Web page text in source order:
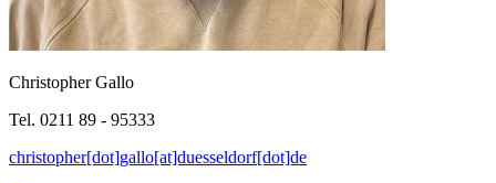
Christopher Gallo
Tel. 0211 89 - 95333
christopher[dot]gallo[at]duesseldorf[dot]de